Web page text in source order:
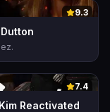
9.3
7.4
Reactivated